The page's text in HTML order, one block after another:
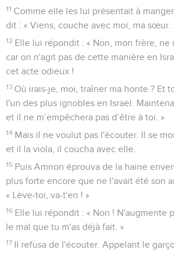
11 Comme elle les lui présentait à
dit : « Viens, couche avec moi, ma sœur.
12 Elle lui répondit : « Non, mon frère, ne
car on n'agit pas de cette manière en
cet acte odieux !
13 Où irais-je, moi, traîner ma honte ? Et
l'un des plus ignobles en Israël.
et il ne m’empêchera pas d’être à toi. »
14 Mais il ne voulut pas l'écouter. Il se
et il la viola, il coucha avec elle.
15 Puis Amnon éprouva de la haine
plus forte encore que ne l'avait été son
« Lève-toi, va-t'en ! »
16 Elle lui répondit : « Non ! N'augmente
le mal que tu m'as déjà fait. »
17 Il refusa de l'écouter. Appelant le